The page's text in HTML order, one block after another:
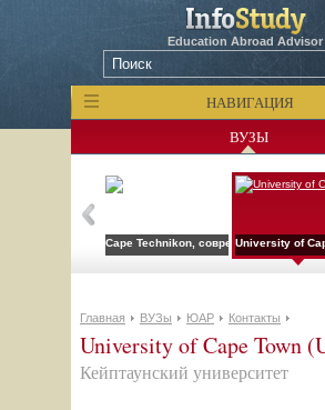
Education Abroad Advisor
НАВИГАЦИЯ
ВУЗЫ
Cape Technikon, современное
University of
Главная ВУЗы ЮАР Контакты
University of Cape Town
Кейптаунский университет